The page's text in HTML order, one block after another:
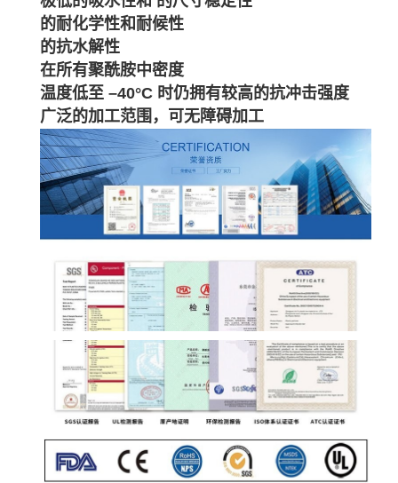
的耐化学性和耐候性
的抗水解性
在所有聚酰胺中密度
温度低至 –40°C 时仍拥有较高的抗冲击强度
广泛的加工范围，可无障碍加工